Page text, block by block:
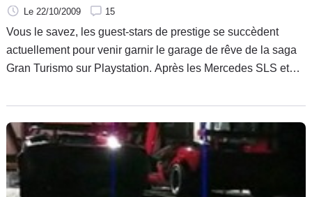
Le 22/10/2009 15
Vous le savez, les guest-stars de prestige se succèdent
actuellement pour venir garnir le garage de rêve de la saga
Gran Turismo sur Playstation. Après les Mercedes SLS et
Toyota